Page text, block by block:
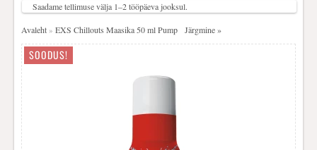
SOOVIDE NIMEKIRI (0)
DUREX KONDOOMID (48)
ONE TOUCH KONDOOMID (21)
EXS KONDOOMID (28)
Saadame tellimuse välja 1–2 tööpäeva jooksul.
Avaleht » EXS Chillouts Maasika 50 ml Pump Järgmine »
SOODUS!